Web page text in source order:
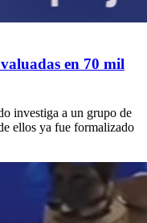
en 70 mil
investiga a un grupo de
ellos ya fue formalizado